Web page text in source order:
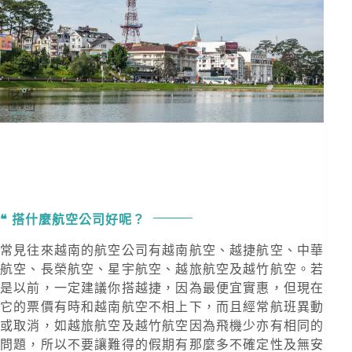
搭什麼航空公司好呢？
常見往來越南的航空公司有越南航空、越捷航空、中華
航空、長榮航空、星宇航空、越旅航空及越竹航空。若
是以前，一定建議你搭越捷，因為最便宜實惠，但現在
它的票價有時和越南航空不相上下，而且經常航班異動
或取消，如越旅航空及越竹航空因為飛機少亦有相同的
問題，所以不要讓難得的假期有那麼多不確定性及無安